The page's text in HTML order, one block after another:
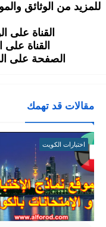
للمزيد من الوثائق
القناة على
القناة على
الصفحة على
مقالات قد تهمك
اختبارات الكويت